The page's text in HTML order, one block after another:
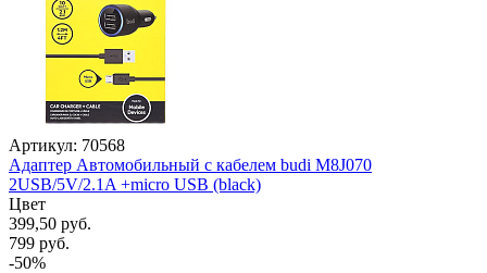
Артикул: 70568
Адаптер Автомобильный с кабелем budi M8J070
2USB/5V/2.1A +micro USB (black)
Цвет
399,50 руб.
799 руб.
-50%